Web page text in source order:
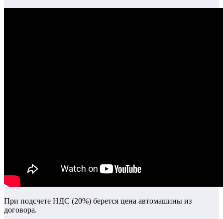
При подсчете НДС (20%) берется цена автомашины из
договора.